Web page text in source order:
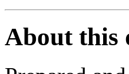
About this